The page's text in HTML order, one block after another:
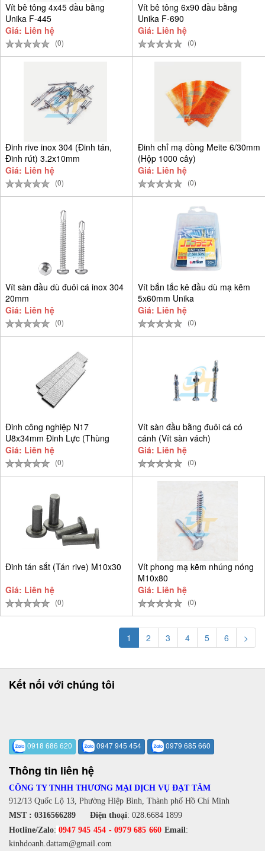
Vít bê tông 4x45 đầu bằng
Unika F-445
Giá: Liên hệ
(0)
Vít bê tông 6x90 đầu bằng
Unika F-690
Giá: Liên hệ
(0)
Đinh rive inox 304 (Đinh tán,
Đinh rút) 3.2x10mm
Giá: Liên hệ
(0)
Đinh chỉ mạ đồng Meite 6/30mm
(Hộp 1000 cây)
Giá: Liên hệ
(0)
Vít sàn đầu dù đuôi cá inox 304
20mm
Giá: Liên hệ
(0)
Vít bắn tắc kê đầu dù mạ kẽm
5x60mm Unika
Giá: Liên hệ
(0)
Đinh công nghiệp N17
U8x34mm Đinh Lực (Thùng
9.384 cây)
Giá: Liên hệ
(0)
Vít sàn đầu bằng đuôi cá có
cánh (Vít sàn vách)
Giá: Liên hệ
(0)
Đinh tán sắt (Tán rive) M10x30
Giá: Liên hệ
(0)
Vít phong mạ kẽm nhúng nóng
M10x80
Giá: Liên hệ
(0)
1 2 3 4 5 6 >
Kết nối với chúng tôi
0918 686 620 0947 945 454 0979 685 660
Thông tin liên hệ
CÔNG TY TNHH THƯƠNG MẠI DỊCH VỤ ĐẠT TÂM
912/13 Quốc Lộ 13, Phường Hiệp Bình, Thành phố Hồ Chí Minh
MST : 0316566289 Điện thoại: 028.6684 1899
Hotline/Zalo: 0947 945 454 -0979 685 660 Email:
kinhdoanh.dattam@gmail.com